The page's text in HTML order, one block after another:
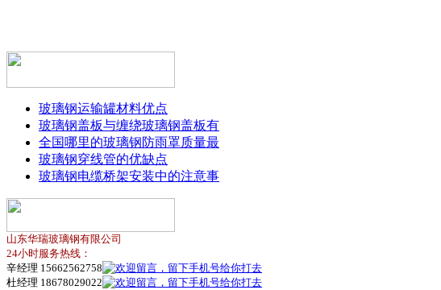
玻璃钢运输罐材料优点
玻璃钢盖板与缠绕玻璃钢盖板有
全国哪里的玻璃钢防雨罩质量最
玻璃钢穿线管的优缺点
玻璃钢电缆桥架安装中的注意事
山东华瑞玻璃钢有限公司
24小时服务热线：
辛经理 15662562758
杜经理 18678029022